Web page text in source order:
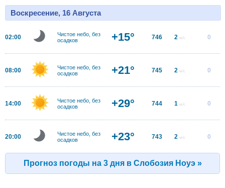
Воскресение, 16 Августа
02:00
Чистое небо, без
осадков
+15° 746 2 м/с 0
08:00
Чистое небо, без
осадков
+21° 745 2 м/с 0
14:00
Чистое небо, без
осадков
+29° 744 1 м/с 0
20:00
Чистое небо, без
осадков
+23° 743 2 м/с 0
Прогноз погоды на 3 дня в Слобозия Ноуэ »